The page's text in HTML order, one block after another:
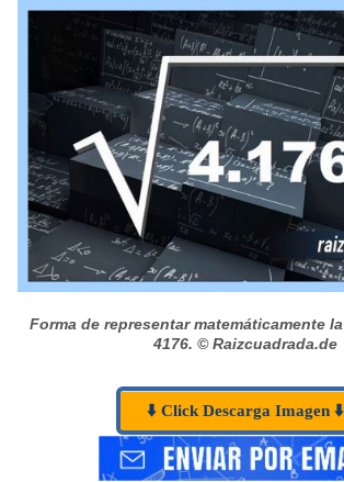
Forma de representar matemáticamente
4176. © Raizcuadrada.de
⬇️ Click Descarga Imagen ⬇️